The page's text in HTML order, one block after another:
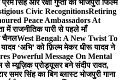
सिंह और रक्षा गुप्ता की भोजपुरी फिल्म
Civic RecognitionsRetiring
Peace Ambassadors At
राजनीतिक पारी से पहले माँ
चैनलWest Bengal: A New Twist To
‘अभि’ को फ़िल्म मेकर धीरू यादव ने
Powerful Message On Mental
से म्यूज़िक प्रोड्यूसर बने संदीप रावत,
समर सिंह का बिग ब्लास्ट भोजपुरी गाना